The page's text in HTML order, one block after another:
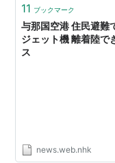
アクセス
与那国島内の祖納
11 ブックマーク
与那国空港 住民避難
ジェット機 離着陸で
ス
news.web.nhk